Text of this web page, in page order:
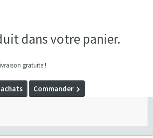
dans votre panier.
gratuite !
Commander